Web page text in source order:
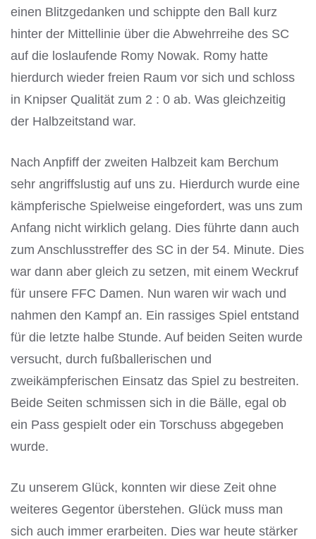
einen Blitzgedanken und schippte den Ball kurz
hinter der Mittellinie über die Abwehrreihe des SC
auf die loslaufende Romy Nowak. Romy hatte
hierdurch wieder freien Raum vor sich und schloss
in Knipser Qualität zum 2 : 0 ab. Was gleichzeitig
der Halbzeitstand war.
Nach Anpfiff der zweiten Halbzeit kam Berchum
sehr angriffslustig auf uns zu. Hierdurch wurde eine
kämpferische Spielweise eingefordert, was uns zum
Anfang nicht wirklich gelang. Dies führte dann auch
zum Anschlusstreffer des SC in der 54. Minute. Dies
war dann aber gleich zu setzen, mit einem Weckruf
für unsere FFC Damen. Nun waren wir wach und
nahmen den Kampf an. Ein rassiges Spiel entstand
für die letzte halbe Stunde. Auf beiden Seiten wurde
versucht, durch fußballerischen und
zweikämpferischen Einsatz das Spiel zu bestreiten.
Beide Seiten schmissen sich in die Bälle, egal ob
ein Pass gespielt oder ein Torschuss abgegeben
wurde.
Zu unserem Glück, konnten wir diese Zeit ohne
weiteres Gegentor überstehen. Glück muss man
sich auch immer erarbeiten. Dies war heute stärker